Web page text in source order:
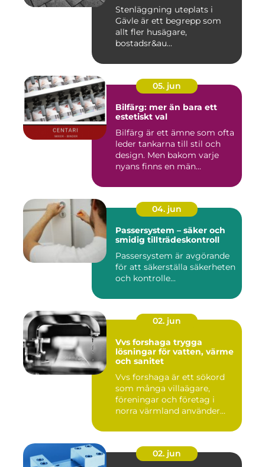
Stenläggning uteplats i
Gävle är ett begrepp som
allt fler husägare,
bostadsr&au...
05. jun
Bilfärg: mer än bara ett
estetiskt val
Bilfärg är ett ämne som ofta
leder tankarna till stil och
design. Men bakom varje
nyans finns en män...
04. jun
Passersystem – säker och
smidig tillträdeskontroll
Passersystem är avgörande
för att säkerställa säkerheten
och kontrolle...
02. jun
Vvs forshaga trygga
lösningar för vatten, värme
och sanitet
Vvs forshaga är ett sökord
som många villaägare,
föreningar och företag i
norra värmland använder
02. jun